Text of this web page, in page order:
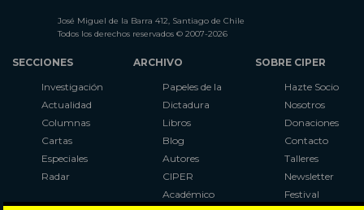
José Miguel de la Barra 412, Santiago de Chile
Todos los derechos reservados © 2007-2026
SECCIONES
Investigación
Actualidad
Columnas
Cartas
Especiales
Radar
ARCHIVO
Papeles de la
Dictadura
Libros
Blog
Autores
CIPER
Académico
SOBRE CIPER
Hazte Socio
Nosotros
Donaciones
Contacto
Talleres
Newsletter
Festival